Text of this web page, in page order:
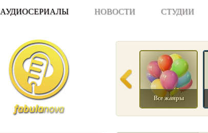
АУДИОСЕРИАЛЫ НОВОСТИ СТУДИИ
Все жанры